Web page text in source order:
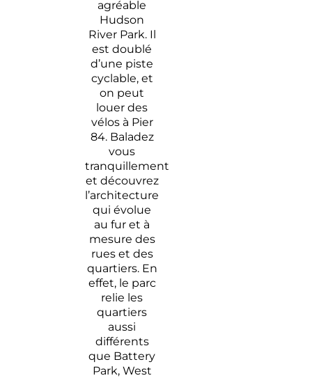
agréable
Hudson
River Park. Il
est doublé
d’une piste
cyclable, et
on peut
louer des
vélos à Pier
84. Baladez
vous
tranquillement
et découvrez
l’architecture
qui évolue
au fur et à
mesure des
rues et des
quartiers. En
effet, le parc
relie les
quartiers
aussi
différents
que Battery
Park, West